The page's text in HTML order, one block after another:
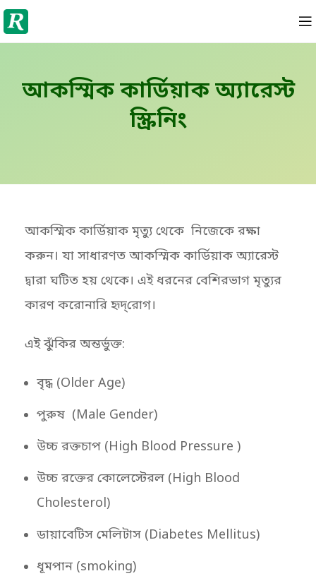
আকস্মিক কার্ডিয়াক অ্যারেস্ট
স্ক্রিনিং
আকস্মিক কার্ডিয়াক মৃত্যু থেকে নিজেকে রক্ষা
করুন। যা সাধারণত আকস্মিক কার্ডিয়াক অ্যারেস্ট
দ্বারা ঘটিত হয় থেকে। এই ধরনের বেশিরভাগ মৃত্যুর
কারণ করোনারি হৃদ্‌রোগ।
এই ঝুঁকির অন্তর্ভুক্ত:
বৃদ্ধ (Older Age)
পুরুষ (Male Gender)
উচ্চ রক্তচাপ (High Blood Pressure )
উচ্চ রক্তের কোলেস্টেরল (High Blood
Cholesterol)
ডায়াবেটিস মেলিটাস (Diabetes Mellitus)
ধূমপান (smoking)